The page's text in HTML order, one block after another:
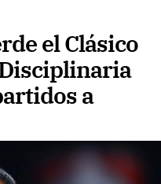
el Clásico
a